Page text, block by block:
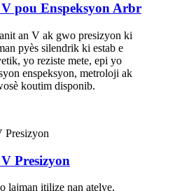
pou Enspeksyon Arbr
an V ak gwo presizyon ki
pyès silendrik ki estab e
yo reziste mete, epi yo
enspeksyon, metroloji ak
koutim disponib.
Presizyon
lajman itilize nan atelye,